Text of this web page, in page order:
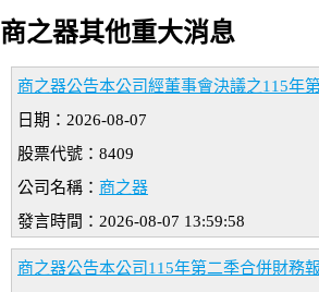
商之器其他重大消息
商之器公告本公司經董事會決議之115年
日期：2026-08-07
股票代號：8409
公司名稱： 商之器
發言時間：2026-08-07 13:59:58
商之器公告本公司115年第二季合併財務